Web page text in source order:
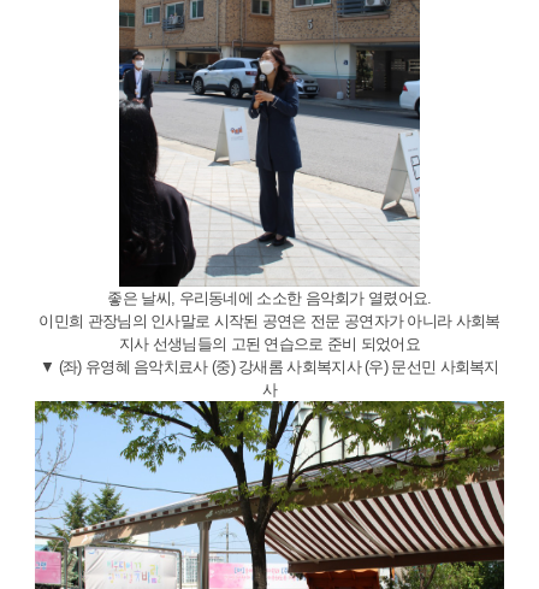
좋은 날씨, 우리동네에 소소한 음악회가 열렸어요.
이민희 관장님의 인사말로 시작된 공연은 전문 공연자가 아니라 사회복
지사 선생님들의 고된 연습으로 준비 되었어요
▼ (좌) 유영혜 음악치료사 (중) 강새롬 사회복지사 (우) 문선민 사회복지
사